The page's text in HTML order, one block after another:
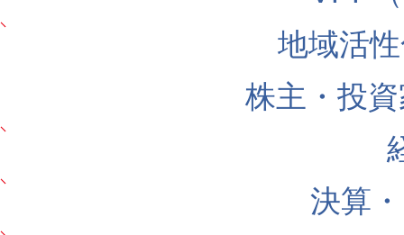
地域活
株主・投
決算